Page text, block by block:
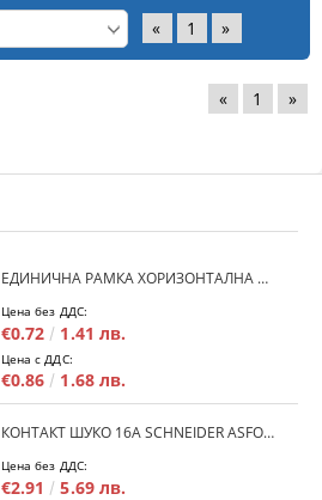
« 1 »
« 1 »
ЕДИНИЧНА РАМКА ХОРИЗОНТАЛНА SCHNEIDER ASFORA EPH5800171 - АНТРАЦИТ
Цена без ДДС:
€0.72 1.41 лв.
Цена с ДДС:
€0.86 1.68 лв.
КОНТАКТ ШУКО 16A SCHNEIDER ASFORA EPH2900171 - АНРАЦИТ
Цена без ДДС:
€2.91 5.69 лв.